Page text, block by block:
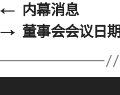
← 内幕消息
→ 董事会会议日期